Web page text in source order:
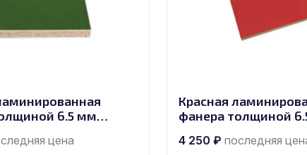
6.5 мм
цена
Красная
фанера толщиной
4 250 ₽ последняя